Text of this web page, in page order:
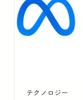
テクノロジー